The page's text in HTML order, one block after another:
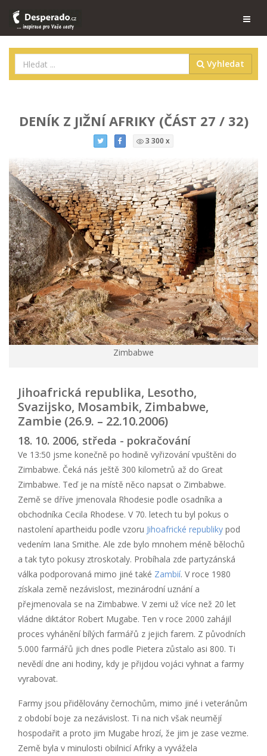
Vyhledat
DENÍK Z JIŽNÍ AFRIKY (ČÁST 27 / 32)
3 300 x
Zimbabwe
Jihoafrická republika, Lesotho,
Svazijsko, Mosambik, Zimbabwe,
Zambie (26.9. – 22.10.2006)
18. 10. 2006, středa - pokračování
Ve 13:50 jsme konečně po hodině vyřizování vpuštěni do
Zimbabwe. Čeká nás ještě 300 kilometrů až do Great
Zimbabwe. Teď je na místě něco napsat o Zimbabwe.
Země se dříve jmenovala Rhodesie podle osadníka a
obchodníka Cecila Rhodese. V 70. letech tu byl pokus o
nastolení apartheidu podle vzoru Jihoafrické republiky pod
vedením Iana Smithe. Ale zde bylo mnohem méně bělochů
a tak tyto pokusy ztroskotaly. Probíhala zde partyzánská
válka podporovaná mimo jiné také Zambií. V roce 1980
získala země nezávislost, mezinárodní uznání a
přejmenovala se na Zimbabwe. V zemi už více než 20 let
vládne diktátor Robert Mugabe. Ten v roce 2000 zahájil
proces vyhánění bílých farmářů z jejich farem. Z původních
5.000 farmářů jich dnes podle Pietera zůstalo asi 800. Ti
nevědí dne ani hodiny, kdy je přijdou vojáci vyhnat a farmy
vyrabovat.
Farmy jsou přidělovány černochům, mimo jiné i veteránům
z období boje za nezávislost. Ti na nich však neumějí
hospodařit a proto jim Mugabe hrozí, že jim je zase vezme.
Země byla v minulosti obilnicí Afriky a vyvážela